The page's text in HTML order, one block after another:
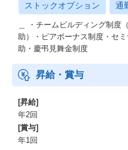
ストックオプション 通
＿ ・チームビルディング制度
助）・ピアボーナス制度・セ
助・慶弔見舞金制度
昇給・賞与
[昇給]
年2回
[賞与]
年1回